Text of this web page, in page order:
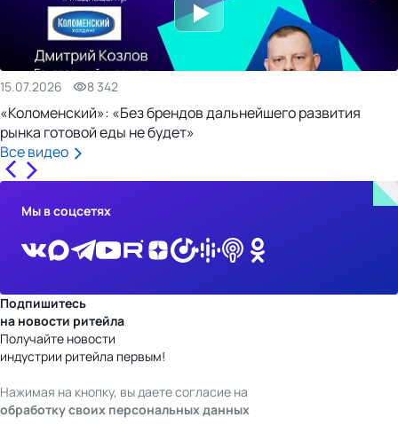
15.07.2026 8 342
«Коломенский»: «Без брендов дальнейшего развития
рынка готовой еды не будет»
Все видео
Мы в соцсетях
Подпишитесь
на новости ритейла
Получайте новости
индустрии ритейла первым!
Нажимая на кнопку, вы даете согласие на
обработку своих персональных данных